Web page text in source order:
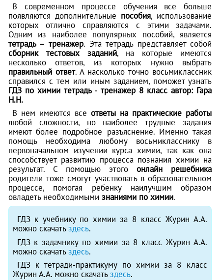
В современном процессе обучения все больше
появляются дополнительные пособия, использование
которых отлично справляются с этими задачами.
Одним из наиболее популярных пособий, является
тетрадь – тренажер. Эта тетрадь представляет собой
сборник тестовых заданий, на которые имеются
несколько ответов, из которых нужно выбрать
правильный ответ. А насколько точно восьмиклассник
справился с тем или иным заданием, поможет узнать
ГДЗ по химии тетрадь - тренажер 8 класс автор: Гара
Н.Н.
В нем имеются всеответы на практические работы
любой сложности, но наиболее трудные задания
имеют более подробное разъяснение. Именно такая
помощь необходима любому восьмикласснику в
первоначальном изучении курса химии, так как она
способствует развитию процесса познания химии на
результат. С помощью этого онлайн решебника
родители тоже смогут участвовать в образовательном
процессе, помогая ребенку наилучшим образом
овладеть необходимыми знаниями по химии.
ГДЗ к учебнику по химии за 8 класс Журин А.А.
можно скачатьздесь.
ГДЗ к задачнику по химии за 8 класс Журин А.А.
можно скачатьздесь.
ГДЗ к тетради-практикуму по химии за 8 класс
Журин А.А. можно скачатьздесь.